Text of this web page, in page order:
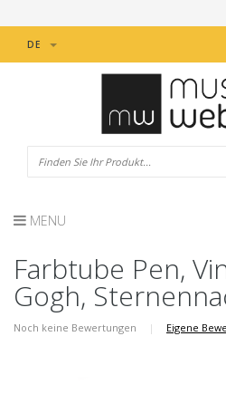
DE
MENU
Farbtube Pen,
Gogh,
Noch keine Bewertungen | Eigene